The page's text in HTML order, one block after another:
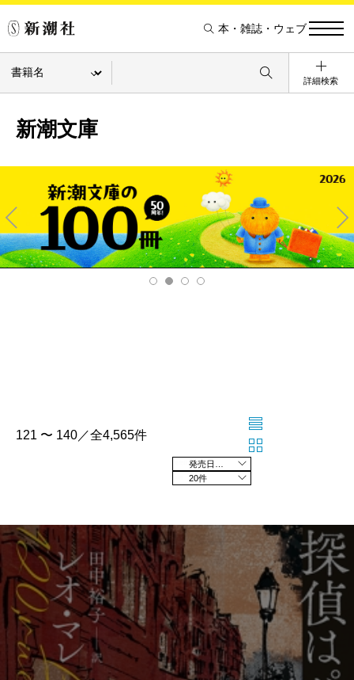
本・雑誌・ウェブ
詳細検索
新潮文庫
Pre
v
Ne
xt
121 〜 140／全4,565件
20件